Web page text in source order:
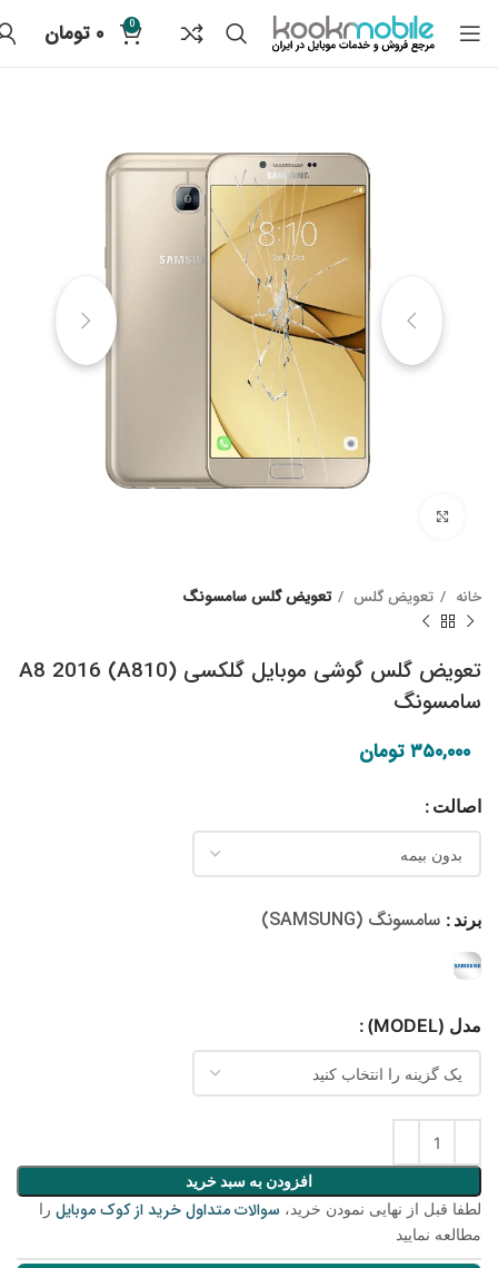
0 ۰ تومان
خانه تعویض گلس تعویض گلس سامسونگ
تعویض گلس گوشی موبایل گلکسی A8 2016 (A810)
سامسونگ
۳۵۰,۰۰۰تومان
اصالت
برند سامسونگ (SAMSUNG)
مدل (MODEL)
افزودن به سبد خرید
لطفا قبل از نهایی نمودن خرید، سوالات متداول خرید از کوک موبایل را
مطالعه نمایید